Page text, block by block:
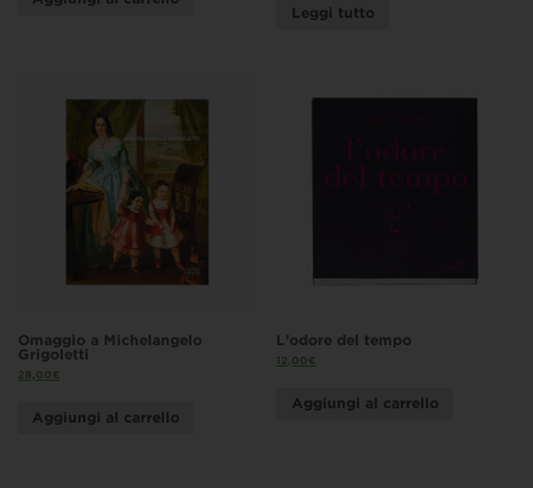
Leggi tutto
Omaggio a Michelangelo
Grigoletti
28,00€
Aggiungi al carrello
L’odore del tempo
12,00€
Aggiungi al carrello